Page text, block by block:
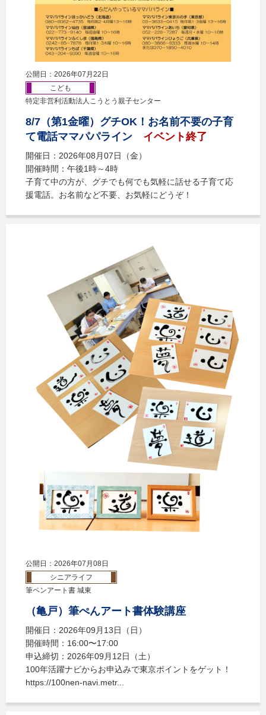
公開日：2026年07月22日
こども
特定非営利活動法人こうとう親子センター
8/7（第1金曜）グチOK！お名前不要の子育
て電話ママパパライン
イベント終了
開催日：2026年08月07日（金）
開催時間：午後1時～4時
子育て中の方が、グチでも何でも気軽に話せる子育て応
援電話。お名前など不要、お気軽にどうぞ！
公開日：2026年07月08日
シニアライフ
筆ペンアート書 城東
（亀戸）筆ぺんアート書体験講座
開催日：2026年09月13日（日）
開催時間：16:00〜17:00
申込締切：2026年09月12日（土）
100年活躍ナビからお申込みで東京ポイントをゲット！
https://100nen-navi.metr...